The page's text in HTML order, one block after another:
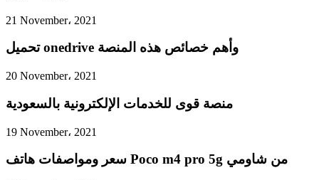
21 November، 2021
تحميل onedrive وأهم خصائص هذه المنصة
20 November، 2021
منصة قوى للخدمات الإلكترونية بالسعودية
19 November، 2021
سعر ومواصفات هاتف Poco m4 pro 5g من شاومي